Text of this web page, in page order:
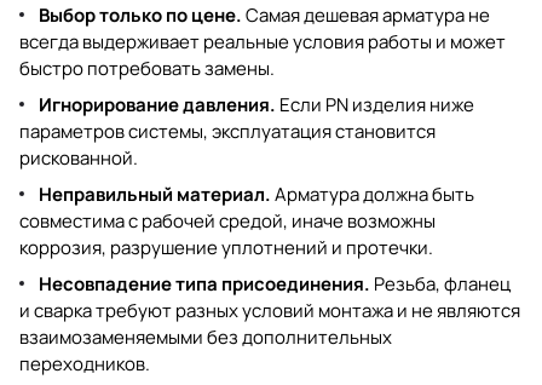
Выбор только по цене.Самая дешевая арматура не
всегда выдерживает реальные условия работы и может
быстро потребовать замены.
Игнорирование давления. Если PN изделия ниже
параметров системы, эксплуатация становится
рискованной.
Неправильный материал.Арматура должна быть
совместима с рабочей средой, иначе возможны
коррозия, разрушение уплотнений и протечки.
Несовпадение типа присоединения. Резьба, фланец
и сварка требуют разных условий монтажа и не являются
взаимозаменяемыми без дополнительных
переходников.